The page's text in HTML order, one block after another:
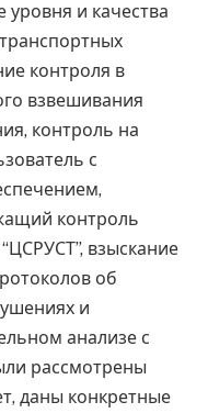
и качества
контроля в
взвешивания
контроль на
с
контроль
взыскание
об
и
анализе с
рассмотрены
даны конкретные